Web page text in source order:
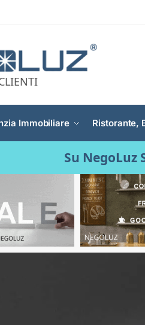
Immobiliare Ristorante,
Su NegoLuz